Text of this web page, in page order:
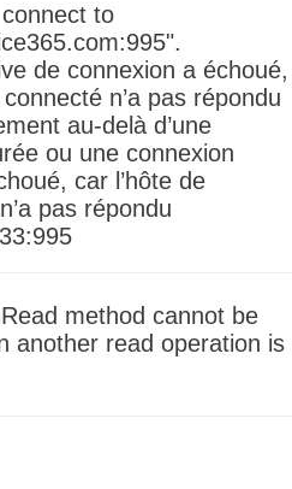
to
de connexion a échoué,
n’a pas répondu
au-delà d’une
ou une connexion
car l’hôte de
pas répondu
method cannot be
another read operation is